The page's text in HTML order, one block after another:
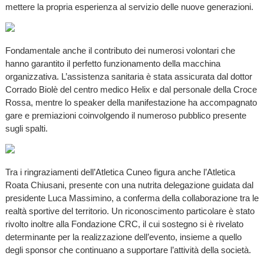
mettere la propria esperienza al servizio delle nuove generazioni.
Fondamentale anche il contributo dei numerosi volontari che
hanno garantito il perfetto funzionamento della macchina
organizzativa. L’assistenza sanitaria è stata assicurata dal dottor
Corrado Biolè del centro medico Helix e dal personale della Croce
Rossa, mentre lo speaker della manifestazione ha accompagnato
gare e premiazioni coinvolgendo il numeroso pubblico presente
sugli spalti.
Tra i ringraziamenti dell’Atletica Cuneo figura anche l’Atletica
Roata Chiusani, presente con una nutrita delegazione guidata dal
presidente Luca Massimino, a conferma della collaborazione tra le
realtà sportive del territorio. Un riconoscimento particolare è stato
rivolto inoltre alla Fondazione CRC, il cui sostegno si è rivelato
determinante per la realizzazione dell’evento, insieme a quello
degli sponsor che continuano a supportare l’attività della società.